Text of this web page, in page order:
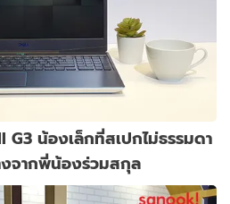
น้องเล็กที่สเปกไม่ธรรมดา
จากพี่น้องร่วมสกุล